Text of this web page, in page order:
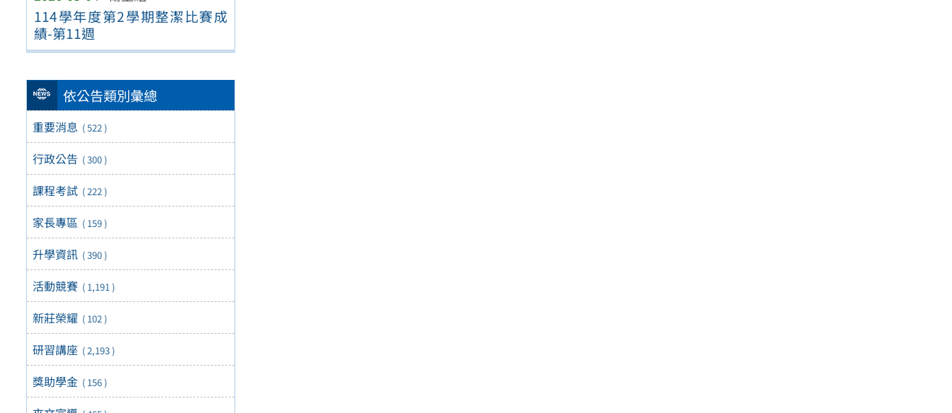
114學年度第2學期整潔比賽成
績-第11週
依公告類別彙總
重要消息 ( 522 )
行政公告 ( 300 )
課程考試 ( 222 )
家長專區 ( 159 )
升學資訊 ( 390 )
活動競賽 ( 1,191 )
新莊榮耀 ( 102 )
研習講座 ( 2,193 )
獎助學金 ( 156 )